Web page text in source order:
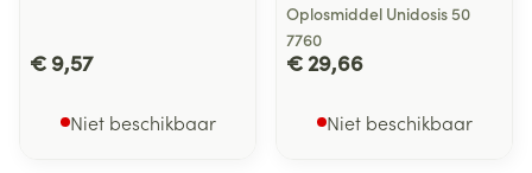
€ 9,57
Niet beschikbaar
Oplosmiddel Unidosis 50
7760
€ 29,66
Niet beschikbaar